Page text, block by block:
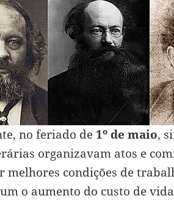
no feriado de 1º de maio,
organizavam atos e
condições de
o aumento do custo de